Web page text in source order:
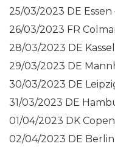
25/03/2023 DE
26/03/2023 FR
28/03/2023 DE
29/03/2023 DE
30/03/2023 DE
31/03/2023 DE
01/04/2023 DK
02/04/2023 DE Berlin